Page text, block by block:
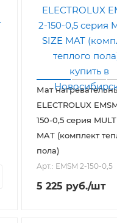
Мат
ELECTROLUX
150-0,5 серия
MAT (комплект
пола)
Арт.: EMSM 2-150-0,5
5 225 руб./шт